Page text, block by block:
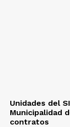
Unidades del
Municipalidad
contratos